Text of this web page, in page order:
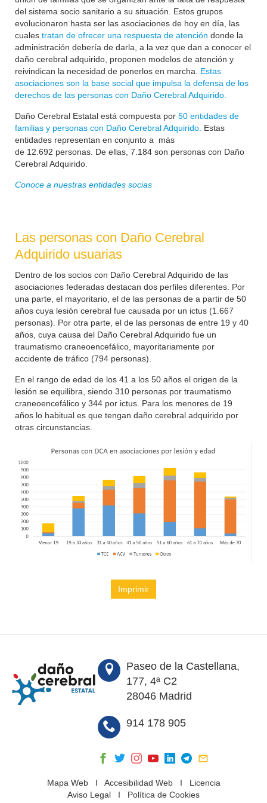
del sistema socio sanitario a su situación. Estos grupos
evolucionaron hasta ser las asociaciones de hoy en día, las
cuales tratan de ofrecer una respuesta de atención donde la
administración debería de darla, a la vez que dan a conocer el
daño cerebral adquirido, proponen modelos de atención y
reivindican la necesidad de ponerlos en marcha. Estas
asociaciones son la base social que impulsa la defensa de los
derechos de las personas con Daño Cerebral Adquirido.
Daño Cerebral Estatal está compuesta por 50 entidades de
familias y personas con Daño Cerebral Adquirido. Estas
entidades representan en conjunto a más
de 12.692 personas. De ellas, 7.184 son personas con Daño
Cerebral Adquirido.
Conoce a nuestras entidades socias
Las personas con Daño Cerebral
Adquirido usuarias
Dentro de los socios con Daño Cerebral Adquirido de las
asociaciones federadas destacan dos perfiles diferentes. Por
una parte, el mayoritario, el de las personas de a partir de 50
años cuya lesión cerebral fue causada por un ictus (1.667
personas). Por otra parte, el de las personas de entre 19 y 40
años, cuya causa del Daño Cerebral Adquirido fue un
traumatismo craneoencefálico, mayoritariamente por
accidente de tráfico (794 personas).
En el rango de edad de los 41 a los 50 años el origen de la
lesión se equilibra, siendo 310 personas por traumatismo
craneoencefálico y 344 por ictus. Para los menores de 19
años lo habitual es que tengan daño cerebral adquirido por
otras circunstancias.
Imprimir
Paseo de la Castellana,
177, 4ª C2
28046 Madrid
914 178 905
Mapa WebI Accesibilidad WebI Licencia
Aviso Legal I Política de Cookies